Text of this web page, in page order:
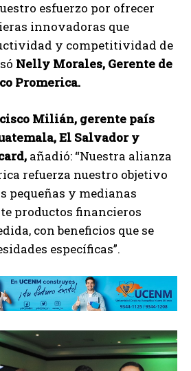
esfuerzo por ofrecer
innovadoras que
y competitividad de
Nelly Morales, Gerente de
Promerica.
Milián, gerente país
El Salvador y
añadió: “Nuestra alianza
refuerza nuestro objetivo
pequeñas y medianas
productos financieros
con beneficios que se
específicas”.